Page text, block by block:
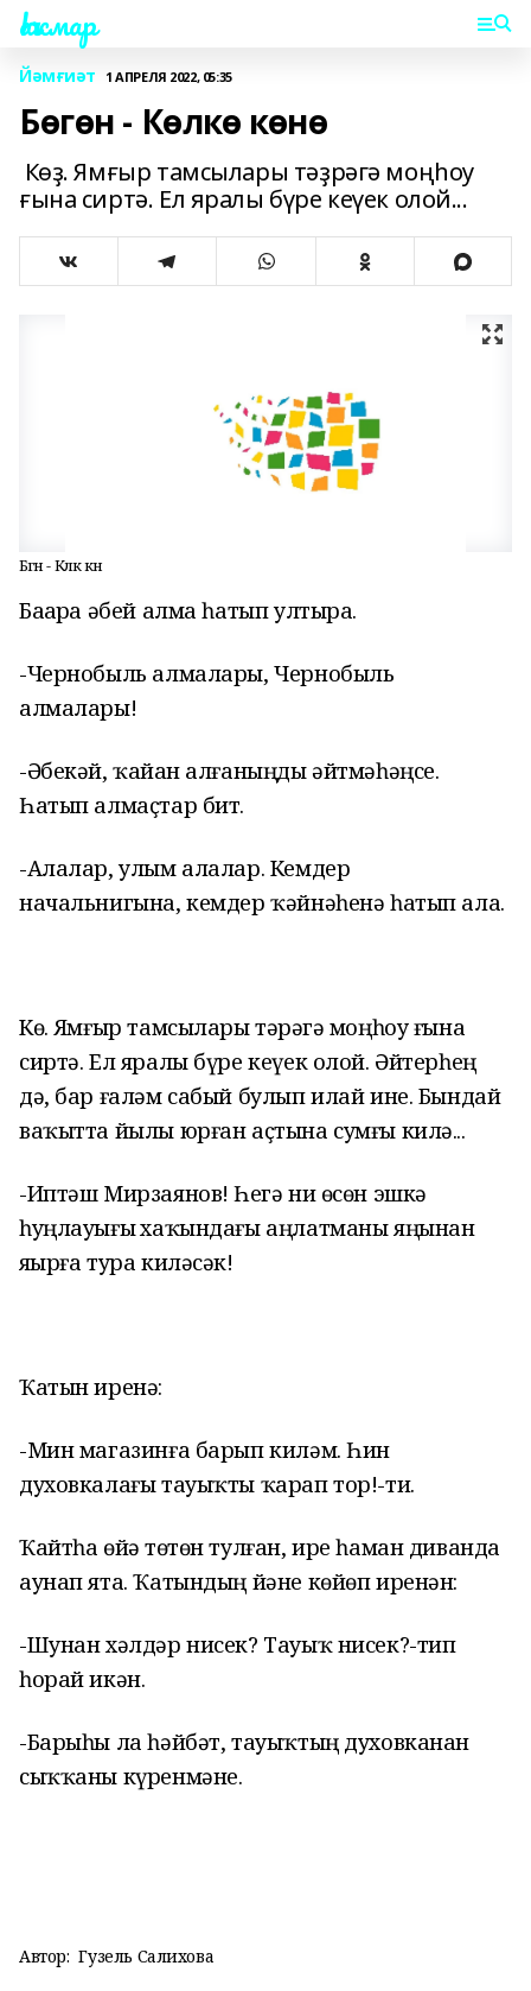
Һаҡмар
Йәмғиәт 1 АПРЕЛЯ 2022, 05:35
Бөгөн - Көлкө көнө
Көҙ. Ямғыр тамсылары тәҙрәгә моңһоу
ғына сиртә. Ел яралы бүре кеүек олой...
Бөгөн - Көлкө көнө
Баҙарҙа әбей алма һатып ултыра.
-Чернобыль алмалары, Чернобыль
алмалары!
-Әбекәй, ҡайҙан алғаныңды әйтмәһәңсе.
Һатып алмаҫтар бит.
-Алалар, улым алалар. Кемдер
начальнигына, кемдер ҡәйнәһенә һатып ала.
Көҙ. Ямғыр тамсылары тәҙрәгә моңһоу ғына
сиртә. Ел яралы бүре кеүек олой. Әйтерһең
дә, бар ғаләм сабый булып илай ине. Бындай
ваҡытта йылы юрған аҫтына сумғы килә...
-Иптәш Мирзаянов! Һеҙгә ни өсөн эшкә
һуңлауығыҙ хаҡындағы аңлатманы яңынан
яҙырға тура киләсәк!
Ҡатын иренә:
-Мин магазинға барып киләм. Һин
духовкалағы тауыҡты ҡарап тор!-ти.
Ҡайтһа өйҙә төтөн тулған, ире һаман диванда
аунап ята. Ҡатындың йәне көйөп иренән:
-Шунан хәлдәр нисек? Тауыҡ нисек?-тип
һорай икән.
-Барыһы ла һәйбәт, тауыҡтың духовканан
сыҡҡаны күренмәне.
Автор: Гузель Салихова